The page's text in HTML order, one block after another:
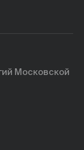
Московской